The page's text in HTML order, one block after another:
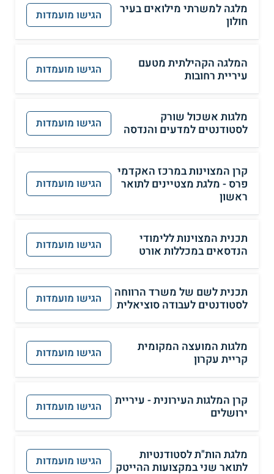
מלגה למשרתי מילואים בעיר
חולון
הגישו מועמדות
המלגה הקהילתית מטעם
עיריית רחובות
הגישו מועמדות
מלגות אשכול שורק
לסטודנטים למדעים והנדסה
הגישו מועמדות
קרן המצוינות במרכז האקדמי
פרס - מלגת מצטיינים לתואר
ראשון
הגישו מועמדות
תכנית המצוינות ללימודי
הנדסאים במכללות אורט
הגישו מועמדות
תכנית לשם של משרד הרווחה
לסטודנטים לעבודה סוציאלית
הגישו מועמדות
מלגות המועצה המקומית
קריית עקרון
הגישו מועמדות
קרן המלגות העירונית - עיריית
ירושלים
הגישו מועמדות
מלגת הות"ת לסטודנטיות
לתואר שני במקצועות ההייטק
הגישו מועמדות